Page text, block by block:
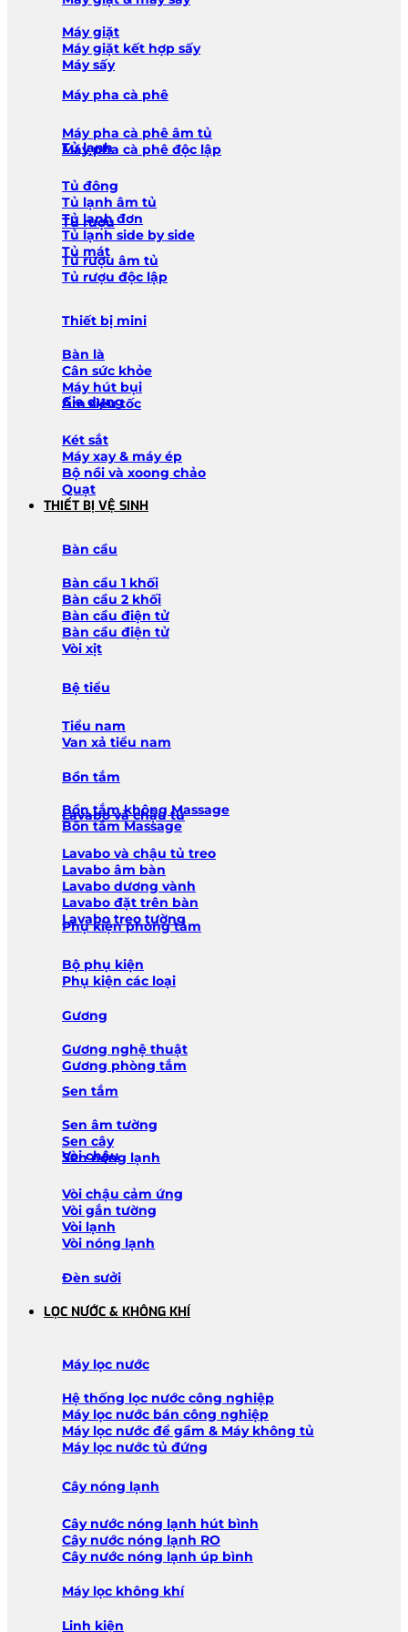
Máy giặt
Máy giặt kết hợp sấy
Máy sấy
Máy pha cà phê
Máy pha cà phê âm tủ
Máy pha cà phê độc lập
Tủ lạnh
Tủ đông
Tủ lạnh âm tủ
Tủ lạnh đơn
Tủ lạnh side by side
Tủ mát
Tủ rượu
Tủ rượu âm tủ
Tủ rượu độc lập
Thiết bị mini
Bàn là
Cân sức khỏe
Máy hút bụi
Ấm siêu tốc
Gia dụng
Két sắt
Máy xay & máy ép
Bộ nồi và xoong chảo
Quạt
THIẾT BỊ VỆ SINH
Bàn cầu
Bàn cầu 1 khối
Bàn cầu 2 khối
Bàn cầu điện tử
Bàn cầu điện tử
Vòi xịt
Bệ tiểu
Tiểu nam
Van xả tiểu nam
Bồn tắm
Bồn tắm không Massage
Bồn tắm Massage
Lavabo và chậu tủ
Lavabo và chậu tủ treo
Lavabo âm bàn
Lavabo dương vành
Lavabo đặt trên bàn
Lavabo treo tường
Phụ kiện phòng tắm
Bộ phụ kiện
Phụ kiện các loại
Gương
Gương nghệ thuật
Gương phòng tắm
Sen tắm
Sen âm tường
Sen cây
Sen nóng lạnh
Vòi chậu
Vòi chậu cảm ứng
Vòi gắn tường
Vòi lạnh
Vòi nóng lạnh
Đèn sưởi
LỌC NƯỚC & KHÔNG KHÍ
Máy lọc nước
Hệ thống lọc nước công nghiệp
Máy lọc nước bán công nghiệp
Máy lọc nước để gầm & Máy không tủ
Máy lọc nước tủ đứng
Cây nóng lạnh
Cây nước nóng lạnh hút bình
Cây nước nóng lạnh RO
Cây nước nóng lạnh úp bình
Máy lọc không khí
Linh kiện